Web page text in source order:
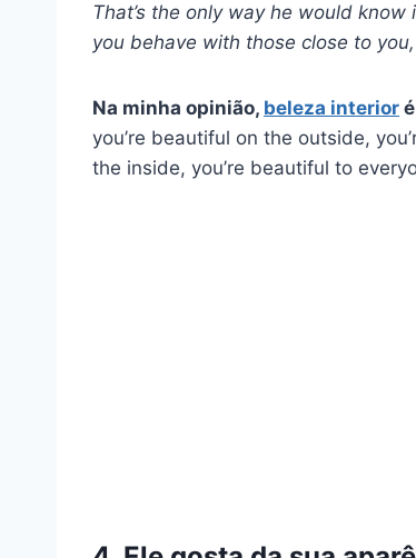
That’s the only way he would
you behave with those close to
Na minha opinião, beleza interior
you’re beautiful on the outside,
the inside, you’re beautiful to